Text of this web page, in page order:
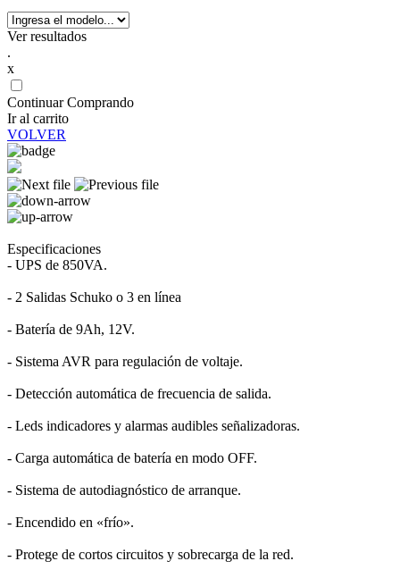
Ver resultados
.
x
Continuar Comprando
Ir al carrito
VOLVER
Especificaciones
- UPS de 850VA.
- 2 Salidas Schuko o 3 en línea
- Batería de 9Ah, 12V.
- Sistema AVR para regulación de voltaje.
- Detección automática de frecuencia de salida.
- Leds indicadores y alarmas audibles señalizadoras.
- Carga automática de batería en modo OFF.
- Sistema de autodiagnóstico de arranque.
- Encendido en «frío».
- Protege de cortos circuitos y sobrecarga de la red.